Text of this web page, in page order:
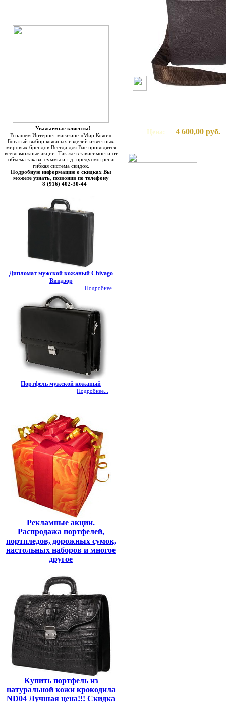
Уважаемые клиенты!
В нашем Интернет магазине «Мир Кожи»
Богатый выбор кожаных изделий известных
мировых брендов.Всегда для Вас проводятся
всевозможные акции. Так же в зависимости от
объема заказа, суммы и т.д. предусмотрена
гибкая система скидок.
Подробную информацию о скидках Вы
можете узнать, позвонив по телефону
8 (916) 402-30-44
Дипломат мужской кожаный Chivago
Виндзор
Подробнее...
Портфель мужской кожаный
Подробнее...
Рекламные акции.
Распродажа портфелей,
портпледов, дорожных сумок,
настольных наборов и многое
другое
Купить портфель из
натуральной кожи крокодила
ND04 Лучшая цена!!! Скидка
Цена: 4 600,00 руб.